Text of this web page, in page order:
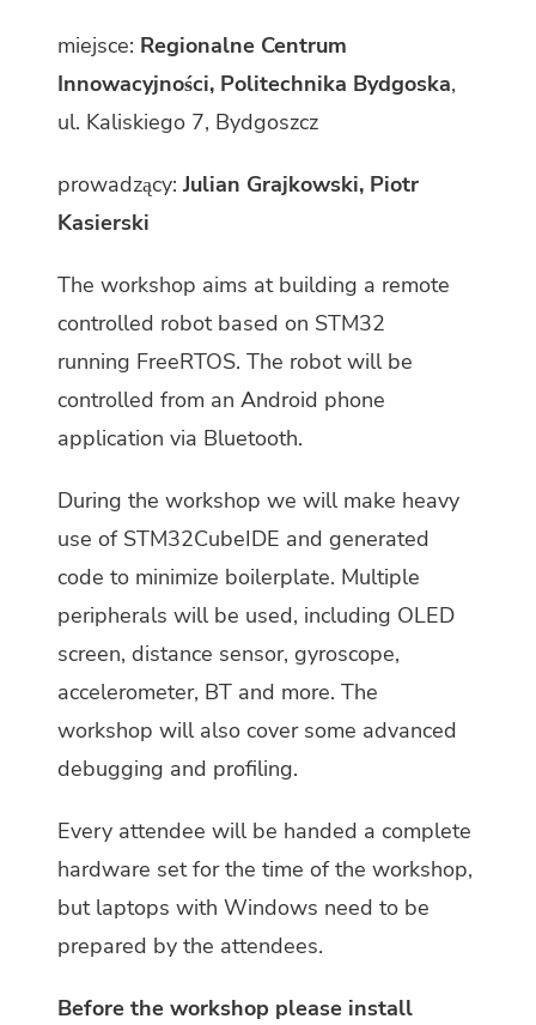
miejsce: Regionalne Centrum
Innowacyjności, Politechnika Bydgoska,
ul. Kaliskiego 7, Bydgoszcz
prowadzący:Julian Grajkowski, Piotr
Kasierski
The workshop aims at building a remote
controlled robot based on STM32
running FreeRTOS. The robot will be
controlled from an Android phone
application via Bluetooth.
During the workshop we will make heavy
use of STM32CubeIDE and generated
code to minimize boilerplate. Multiple
peripherals will be used, including OLED
screen, distance sensor, gyroscope,
accelerometer, BT and more. The
workshop will also cover some advanced
debugging and profiling.
Every attendee will be handed a complete
hardware set for the time of the workshop,
but laptops with Windows need to be
prepared by the attendees.
Before the workshop please install